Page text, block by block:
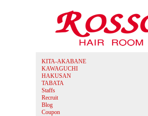
KITA-AKABANE
KAWAGUCHI
HAKUSAN
TABATA
Staffs
Recruit
Blog
Coupon